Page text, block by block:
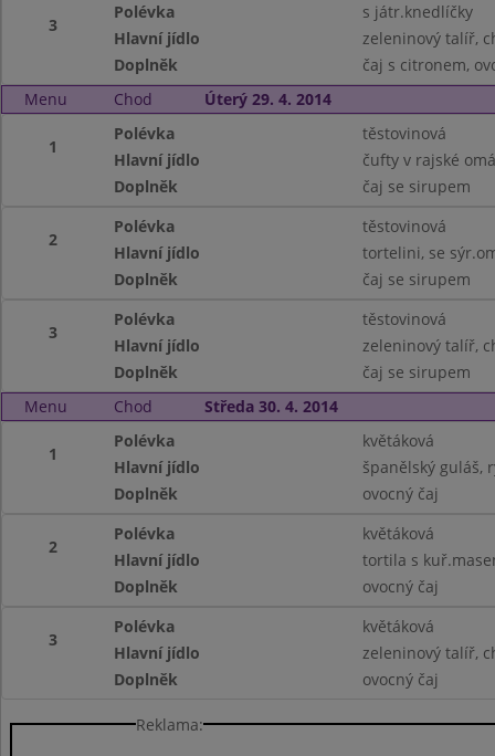
3
Polévka
s játr.knedlíčky
Hlavní jídlo
zeleninový talíř,
Doplněk
čaj s citronem,
Menu
Chod Úterý 29. 4. 2014
1
Polévka
těstovinová
Hlavní jídlo
čufty v rajské
Doplněk
čaj se sirupem
2
Polévka
těstovinová
Hlavní jídlo
tortelini, se
Doplněk
čaj se sirupem
3
Polévka
těstovinová
Hlavní jídlo
zeleninový talíř,
Doplněk
čaj se sirupem
Menu
Chod Středa 30. 4. 2014
1
Polévka
květáková
Hlavní jídlo
španělský guláš,
Doplněk
ovocný čaj
2
Polévka
květáková
Hlavní jídlo
tortila s
Doplněk
ovocný čaj
3
Polévka
květáková
Hlavní jídlo
zeleninový talíř,
Doplněk
ovocný čaj
Reklama: